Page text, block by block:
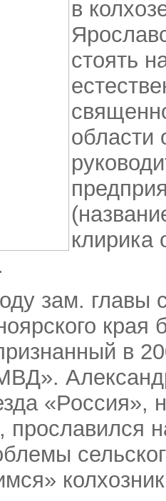
в
стоять
области
клирика
зам. главы
в
«Россия»,
прославился